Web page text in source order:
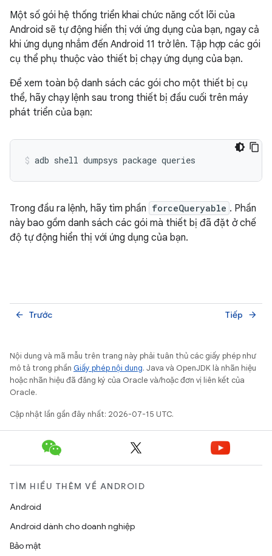
Một số gói hệ thống triển khai chức năng cốt lõi của
Android sẽ tự động hiển thị với ứng dụng của bạn, ngay cả
khi ứng dụng nhắm đến Android 11 trở lên. Tập hợp các gói
cụ thể phụ thuộc vào thiết bị chạy ứng dụng của bạn.
Để xem toàn bộ danh sách các gói cho một thiết bị cụ
thể, hãy chạy lệnh sau trong thiết bị đầu cuối trên máy
phát triển của bạn:
Trong đầu ra lệnh, hãy tìm phần forceQueryable . Phần
này bao gồm danh sách các gói mà thiết bị đã đặt ở chế
độ tự động hiển thị với ứng dụng của bạn.
Trước
arrow_back Tiếp arrow_forward
Nội dung và mã mẫu trên trang này phải tuân thủ các giấy phép như
mô tả trong phần Giấy phép nội dung. Java và OpenJDK là nhãn hiệu
hoặc nhãn hiệu đã đăng ký của Oracle và/hoặc đơn vị liên kết của
Oracle.
Cập nhật lần gần đây nhất: 2026-07-15 UTC.
TÌM HIỂU THÊM VỀ ANDROID
Android
Android dành cho doanh nghiệp
Bảo mật